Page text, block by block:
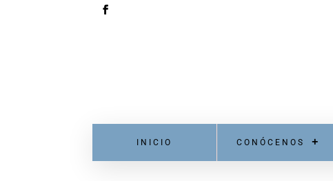
INICIO CONÓCENOS